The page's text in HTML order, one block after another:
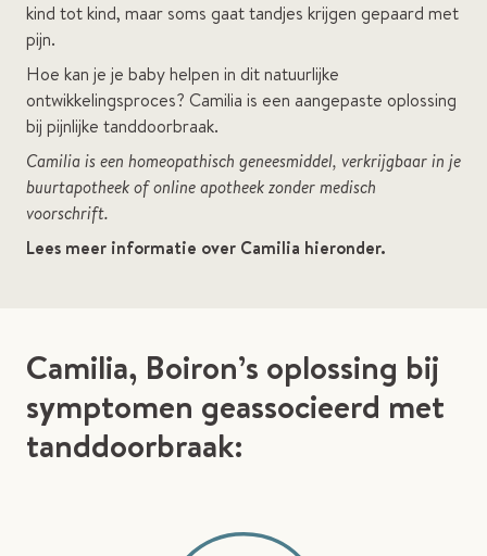
kind tot kind, maar soms gaat tandjes krijgen gepaard met
pijn.
Hoe kan je je baby helpen in dit natuurlijke
ontwikkelingsproces? Camilia is een aangepaste oplossing
bij pijnlijke tanddoorbraak.
Camilia is een homeopathisch geneesmiddel, verkrijgbaar in je
buurtapotheek of online apotheek zonder medisch
voorschrift.
Lees meer informatie over Camilia hieronder.
Camilia, Boiron’s oplossing bij
symptomen geassocieerd met
tanddoorbraak: